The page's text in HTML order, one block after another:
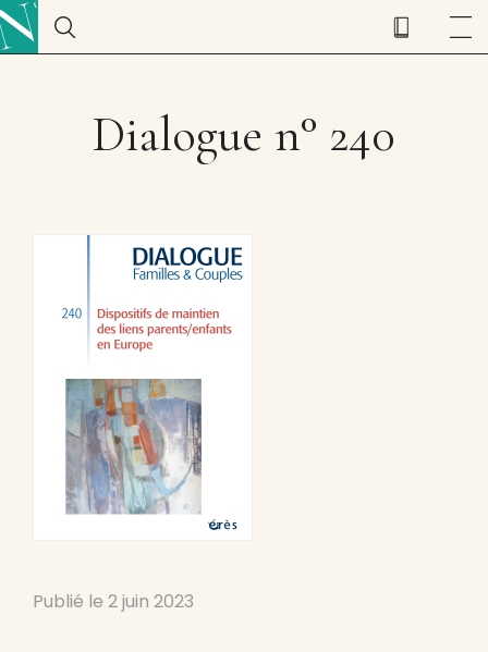
Dialogue n° 240
Publié le 2 juin 2023